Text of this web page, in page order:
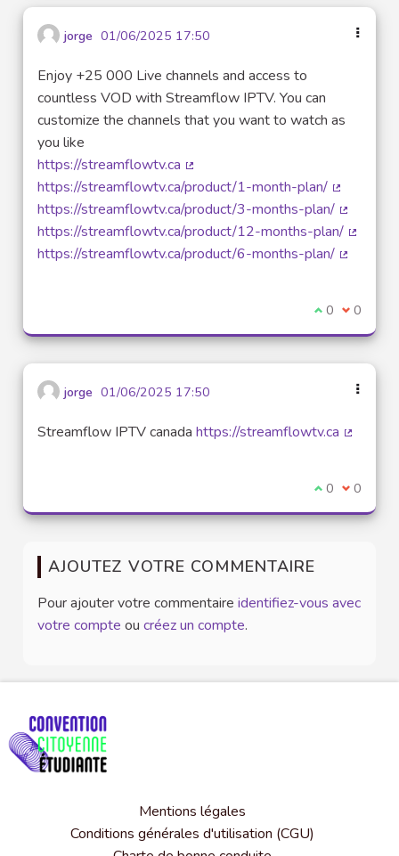
jorge 01/06/2025 17:50
Enjoy +25 000 Live channels and access to
countless VOD with Streamflow IPTV. You can
customize the channels that you want to watch as
you like
https://streamflowtv.ca
(Lien externe)
https://streamflowtv.ca/product/1-month-plan/
(Lien
https://streamflowtv.ca/product/3-months-plan/
(Lien
https://streamflowtv.ca/product/12-months-plan/
https://streamflowtv.ca/product/6-months-plan/
Je suis
0 Je ne
0
jorge 01/06/2025 17:50
Streamflow IPTV canada https://streamflowtv.ca
Je suis
0 Je ne
0
AJOUTEZ VOTRE COMMENTAIRE
Pour ajouter votre commentaire identifiez-vous avec
votre compte ou créez un compte.
Mentions légales
Conditions générales d'utilisation (CGU)